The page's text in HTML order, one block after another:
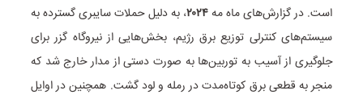
است. در گزارش‌های ماه مه۲۰۲۴، به دلیل حملات سایبری گسترده به
سیستم‌های کنترلی توزیع برق رژیم، بخش‌هایی از نیروگاه گزر برای
جلوگیری از آسیب به توربین‌ها به صورت دستی از مدار خارج شد که
منجر به قطعی برق کوتاه‌مدت در رمله و لود گشت. همچنین در اوایل